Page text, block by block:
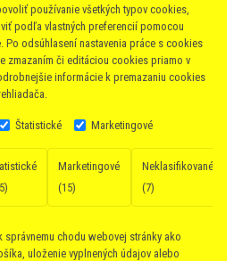
používanie všetkých typov cookies,
podľa vlastných preferencií pomocou
Po odsúhlasení nastavenia práce s cookies
zmazaním či editáciou cookies priamo v
informácie k premazaniu cookies
Štatistické Marketingové
Marketingové
(15)
Neklasifikované
(7)
správnemu chodu webovej stránky ako
uloženie vyplnených údajov alebo